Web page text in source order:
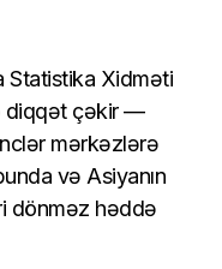
Statistika Xidməti
diqqət çəkir —
mərkəzlərə
və Asiyanın
dönməz həddə